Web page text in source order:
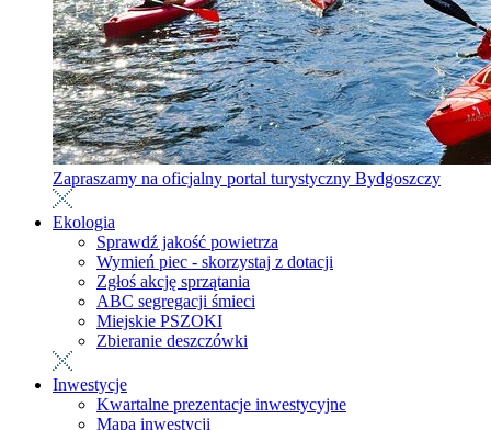
Zapraszamy na oficjalny portal turystyczny Bydgoszczy
Ekologia
Sprawdź jakość powietrza
Wymień piec - skorzystaj z dotacji
Zgłoś akcję sprzątania
ABC segregacji śmieci
Miejskie PSZOKI
Zbieranie deszczówki
Inwestycje
Kwartalne prezentacje inwestycyjne
Mapa inwestycji